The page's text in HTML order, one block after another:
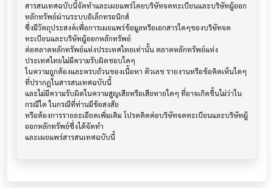
สารสนเทศฉบับนี้จัดทำและเผยแพร่โดยบริษัทจดทะเบียนและบริษัทผู้ออก
หลักทรัพย์ผ่านระบบอิเล็กทรอนิกส์
ซึ่งมีวัตถุประสงค์เพื่อการเผยแพร่ข้อมูลหรือเอกสารใดๆของบริษัทจด
ทะเบียนและบริษัทผู้ออกหลักทรัพย์
ต่อตลาดหลักทรัพย์แห่งประเทศไทยเท่านั้น ตลาดหลักทรัพย์แห่ง
ประเทศไทยไม่มีความรับผิดชอบใดๆ
ในความถูกต้องและครบถ้วนของเนื้อหา ตัวเลข รายงานหรือข้อคิดเห็นใดๆ
ที่ปรากฎในสารสนเทศฉบับนี้
และไม่มีความรับผิดในความสูญเสียหรือเสียหายใดๆ ที่อาจเกิดขึ้นไม่ว่าใน
กรณีใด ในกรณีที่ท่านมีข้อสงสัย
หรือต้องการรายละเอียดเพิ่มเติม โปรดติดต่อบริษัทจดทะเบียนและบริษัทผู้
ออกหลักทรัพย์ซึ่งได้จัดทำ
และเผยแพร่สารสนเทศฉบับนี้